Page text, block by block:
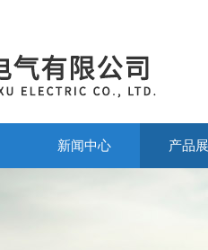
新闻中心 产品